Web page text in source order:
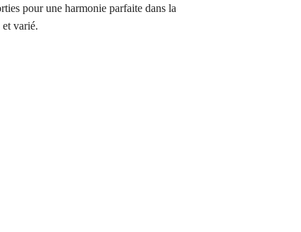
pour une harmonie parfaite dans la
varié.